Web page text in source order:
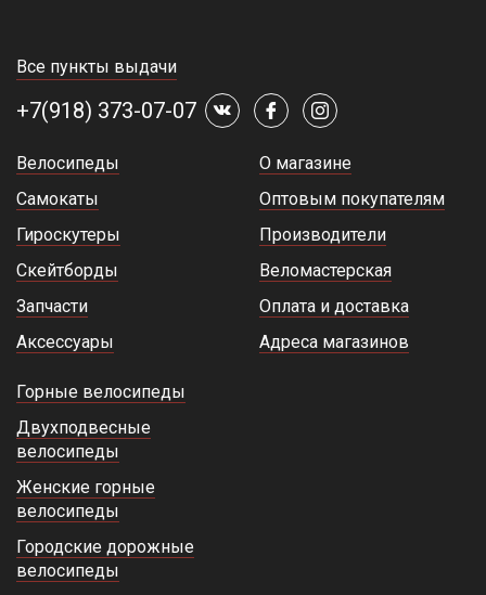
Все пункты выдачи
+7(918) 373-07-07
Велосипеды
Самокаты
Гироскутеры
Скейтборды
Запчасти
Аксессуары
О магазине
Оптовым покупателям
Производители
Веломастерская
Оплата и доставка
Адреса магазинов
Горные велосипеды
Двухподвесные
велосипеды
Женские горные
велосипеды
Городские дорожные
велосипеды